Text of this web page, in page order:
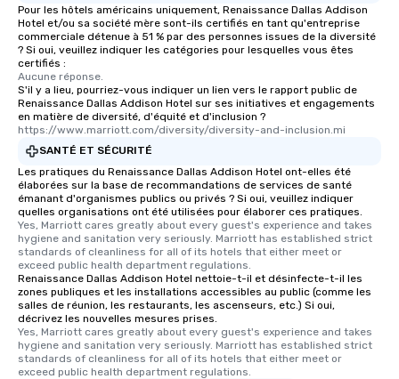
Pour les hôtels américains uniquement, Renaissance Dallas Addison
Hotel et/ou sa société mère sont-ils certifiés en tant qu'entreprise
commerciale détenue à 51 % par des personnes issues de la diversité
? Si oui, veuillez indiquer les catégories pour lesquelles vous êtes
certifiés :
Aucune réponse.
S'il y a lieu, pourriez-vous indiquer un lien vers le rapport public de
Renaissance Dallas Addison Hotel sur ses initiatives et engagements
en matière de diversité, d'équité et d'inclusion ?
https://www.marriott.com/diversity/diversity-and-inclusion.mi
SANTÉ ET SÉCURITÉ
Les pratiques du Renaissance Dallas Addison Hotel ont-elles été
élaborées sur la base de recommandations de services de santé
émanant d'organismes publics ou privés ? Si oui, veuillez indiquer
quelles organisations ont été utilisées pour élaborer ces pratiques.
Yes, Marriott cares greatly about every guest's experience and takes
hygiene and sanitation very seriously. Marriott has established strict
standards of cleanliness for all of its hotels that either meet or
exceed public health department regulations.
Renaissance Dallas Addison Hotel nettoie-t-il et désinfecte-t-il les
zones publiques et les installations accessibles au public (comme les
salles de réunion, les restaurants, les ascenseurs, etc.) Si oui,
décrivez les nouvelles mesures prises.
Yes, Marriott cares greatly about every guest's experience and takes
hygiene and sanitation very seriously. Marriott has established strict
standards of cleanliness for all of its hotels that either meet or
exceed public health department regulations.